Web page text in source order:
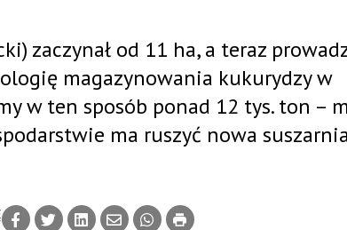
zaczynał od 11 ha, a teraz
magazynowania kukurydzy w
w ten sposób ponad 12 tys. ton –
ma ruszyć nowa